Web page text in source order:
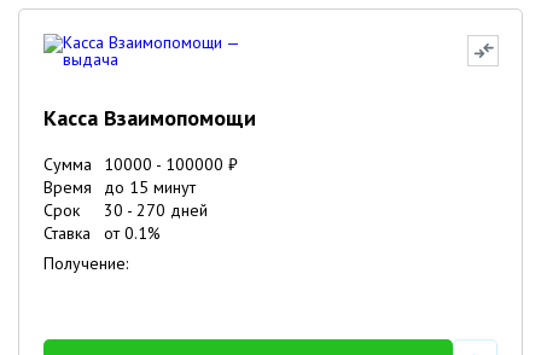
Касса Взаимопомощи
Сумма 10000 - 100000 ₽
Время
до 15 минут
Срок
30 - 270 дней
Ставка
от0.1%
Получение: